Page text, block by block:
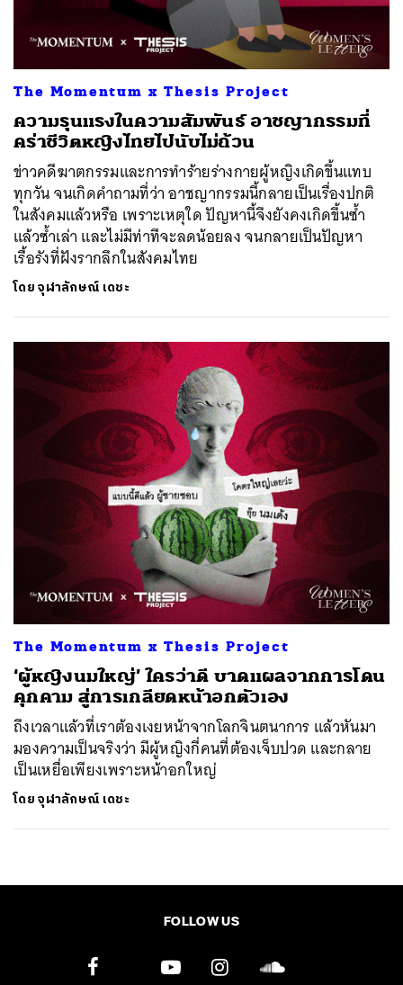
The Momentum x Thesis Project
ความรุนแรงในความสัมพันธ์ อาชญากรรมที่
คร่าชีวิตหญิงไทยไปนับไม่ถ้วน
ข่าวคดีฆาตกรรมและการทำร้ายร่างกายผู้หญิงเกิดขึ้นแทบ
ทุกวัน จนเกิดคำถามที่ว่า อาชญากรรมนี้กลายเป็นเรื่องปกติ
ในสังคมแล้วหรือ เพราะเหตุใด ปัญหานี้จึงยังคงเกิดขึ้นซ้ำ
แล้วซ้ำเล่า และไม่มีท่าทีจะลดน้อยลง จนกลายเป็นปัญหา
เรื้อรังที่ฝังรากลึกในสังคมไทย
โดยจุฬาลักษณ์ เดชะ
The Momentum x Thesis Project
‘ผู้หญิงนมใหญ่’ ใครว่าดี บาดแผลจากการโดน
คุกคาม สู่การเกลียดหน้าอกตัวเอง
ถึงเวลาแล้วที่เราต้องเงยหน้าจากโลกจินตนาการ แล้วหันมา
มองความเป็นจริงว่า มีผู้หญิงกี่คนที่ต้องเจ็บปวด และกลาย
เป็นเหยื่อเพียงเพราะหน้าอกใหญ่
โดยจุฬาลักษณ์ เดชะ
FOLLOW US
SHARE TWEET LINE EMAIL